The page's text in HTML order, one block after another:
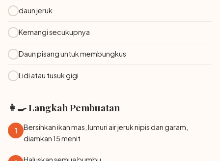
daun jeruk
Kemangi secukupnya
Daun pisang untuk membungkus
Lidi atau tusuk gigi
👩‍🍳 Langkah Pembuatan
1
Bersihkan ikan mas, lumuri air jeruk nipis dan garam,
diamkan 15 menit